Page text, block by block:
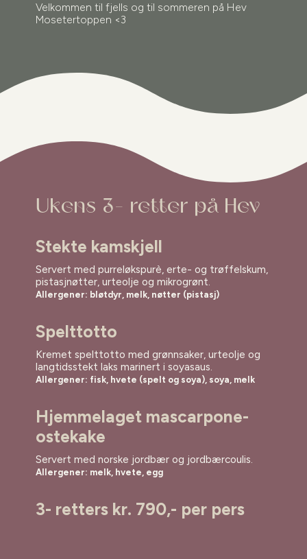
Velkommen til fjells og til sommeren på Hev
Mosetertoppen <3
Ukens 3- retter på Hev
Stekte kamskjell
Servert med purreløkspurè, erte- og trøffelskum,
pistasjnøtter, urteolje og mikrogrønt.
Allergener: bløtdyr, melk, nøtter (pistasj)
Spelttotto
Kremet spelttotto med grønnsaker, urteolje og
langtidsstekt laks marinert i soyasaus.
Allergener: fisk, hvete (spelt og soya), soya, melk
Hjemmelaget mascarpone-
ostekake
Servert med norske jordbær og jordbærcoulis.
Allergener: melk, hvete, egg
3- retters kr. 790,- per pers